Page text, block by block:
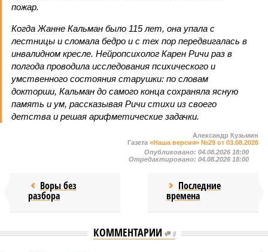
пожар.
Когда Жанне Кальман было 115 лет, она упала с
лестницы и сломала бедро и с тех пор передвигалась в
инвалидном кресле. Нейропсихолог Карен Ричи раз в
полгода проводила исследования психического и
умственного состояния старушки: по словам
докторши, Кальман до самого конца сохраняла ясную
память и ум, рассказывая Ричи стихи из своего
детства и решая арифметические задачки.
Александр Кузьмин
Газета «Наша версия» №29 от 03.08.2026
Опубликовано: 04.08.2026 18:00
Отредактировано: 04.08.2026 18:00
Воры без
разбора
Последние
времена
КОММЕНТАРИИ 0